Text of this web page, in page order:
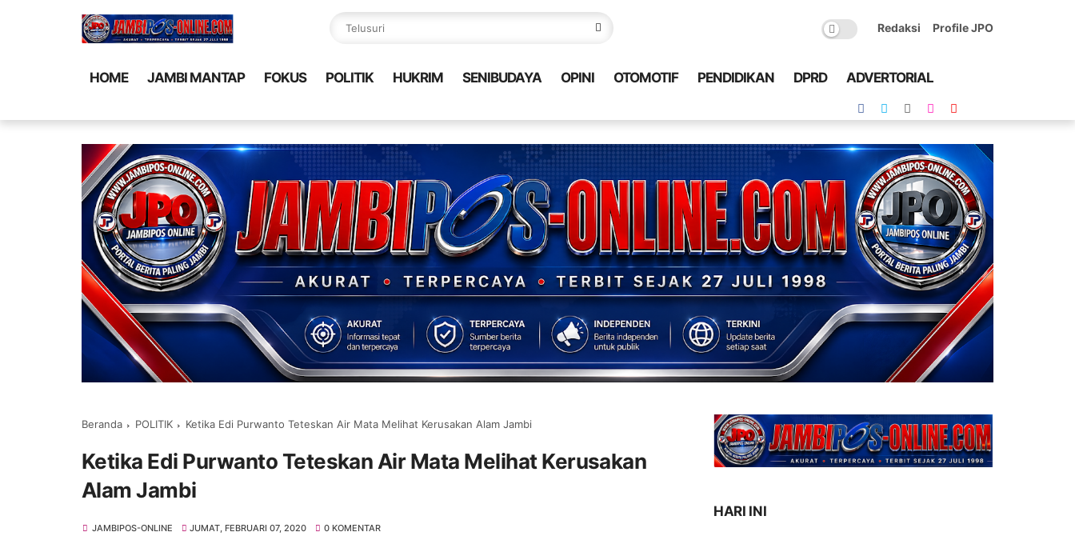
Redaksi Profile JPO
HOME JAMBI MANTAP FOKUS POLITIK HUKRIM SENIBUDAYA OPINI OTOMOTIF PENDIDIKAN DPRD ADVERTORIAL
Beranda POLITIK Ketika Edi Purwanto Teteskan Air Mata Melihat Kerusakan Alam Jambi
Ketika Edi Purwanto Teteskan Air Mata Melihat Kerusakan
Alam Jambi
JAMBIPOS-ONLINE JUMAT, FEBRUARI 07, 2020 0 KOMENTAR
HARI INI